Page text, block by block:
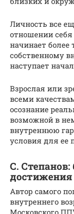
Личность все
отношении себя
начинает
собственному
наступает
Взрослая или
всеми
осознание
возможной в
внутреннюю
условия для ее
С.
достижения
Автор самого
внутреннего